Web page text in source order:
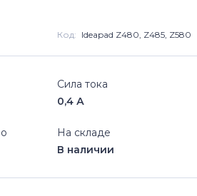
Код: Ideapad Z480, Z485, Z580
Сила тока
0,4 А
На складе
В наличии